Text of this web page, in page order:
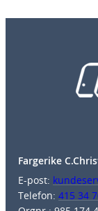
Fargerike
E-post:
Telefon: 415 34